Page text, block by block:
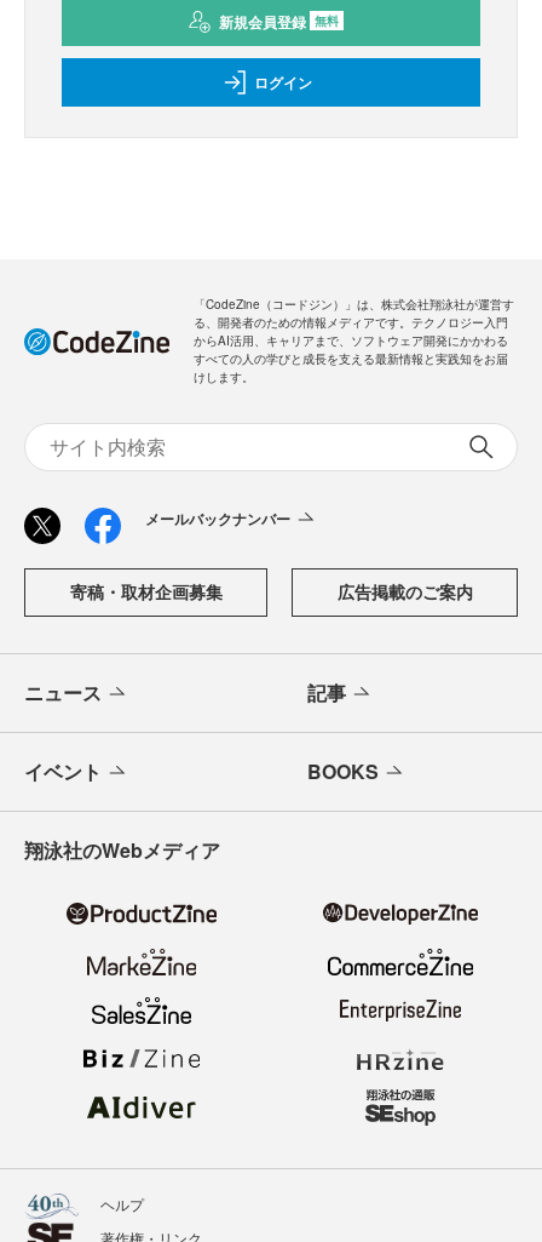
新規会員登録 無料
ログイン
「CodeZine（コードジン）」は、株式会社翔泳社が運営す
る、開発者のための情報メディアです。テクノロジー入門
からAI活用、キャリアまで、ソフトウェア開発にかかわる
すべての人の学びと成長を支える最新情報と実践知をお届
けします。
メールバックナンバー
寄稿・取材企画募集 広告掲載のご案内
ニュース 記事
イベント BOOKS
翔泳社のWebメディア
ヘルプ
著作権・リンク